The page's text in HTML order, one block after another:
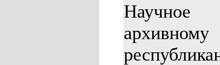
Научное